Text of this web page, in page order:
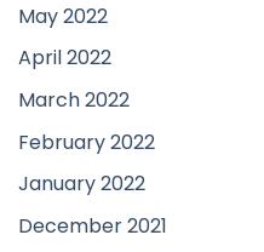
May 2022
April 2022
March 2022
February 2022
January 2022
December 2021